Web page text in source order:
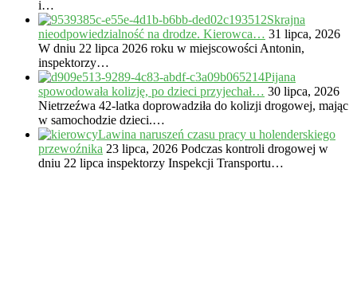
i…
Skrajna
nieodpowiedzialność na drodze. Kierowca… 31 lipca, 2026
W dniu 22 lipca 2026 roku w miejscowości Antonin,
inspektorzy…
Pijana
spowodowała kolizję, po dzieci przyjechał… 30 lipca, 2026
Nietrzeźwa 42-latka doprowadziła do kolizji drogowej, mając
w samochodzie dzieci.…
Lawina naruszeń czasu pracy u holenderskiego
przewoźnika 23 lipca, 2026 Podczas kontroli drogowej w
dniu 22 lipca inspektorzy Inspekcji Transportu…